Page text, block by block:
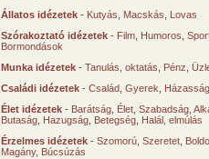
Állatos idézetek - Kutyás Macskás
Lovas
Szórakoztató idézetek - Film Humoros
Bormondások
Munka idézetek - Tanulás, oktatás Pénz
Családi idézetek - Család Gyerek
Élet idézetek - Barátság Élet Szabadság
Butaság Hazugság Betegség Halál, elmúlás
Érzelmes idézetek - Szomorú Szeretet
Magány, Búcsúzás